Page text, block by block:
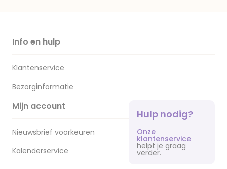
Info en hulp
Klantenservice
Bezorginformatie
Mijn account
Nieuwsbrief voorkeuren
Kalenderservice
Hulp nodig?
Onze
klantenservice
helpt je graag
verder.